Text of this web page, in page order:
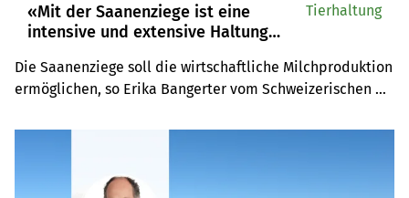
«Mit der Saanenziege ist eine
intensive und extensive Haltung
vom SZZV
Die Saanenziege soll die wirtschaftliche Milchproduktion
ermöglichen, so Erika Bangerter vom Schweizerischen
Hochleistungszucht angestrebt werde, werden
Tierhaltung